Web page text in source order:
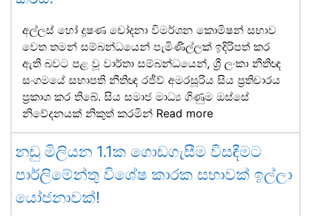
අල්ලස් හෝ දූෂණ චෝදනා විමර්ශන කොමිෂන් සභාව
වෙත තමන් සම්බන්ධයෙන් පැමිණිල්ලක් ඉදිරිපත් කර
ඇති බවට පළ වූ වාර්තා සම්බන්ධයෙන්, ශ්‍රී ලංකා නීතිඥ
සංගමයේ සභාපති නීතිඥ රජීව් අමරසූරිය සිය ප්‍රතිචාරය
ප්‍රකාශ කර තිබේ. සිය සමාජ මාධ්‍ය ගිණුම ඔස්සේ
නිවේදනයක් නිකුත් කරමින් Read more
නඩු මිලියන 1.1ක ගොඩගැසීම විසඳීමට
පාර්ලිමේන්තු විශේෂ කාරක සභාවක් ඉල්ලා
යෝජනාවක්!